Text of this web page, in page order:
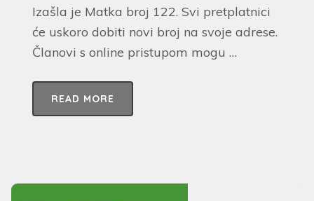
Izašla je Matka broj 122. Svi pretplatnici
će uskoro dobiti novi broj na svoje adrese.
Članovi s online pristupom mogu …
READ MORE